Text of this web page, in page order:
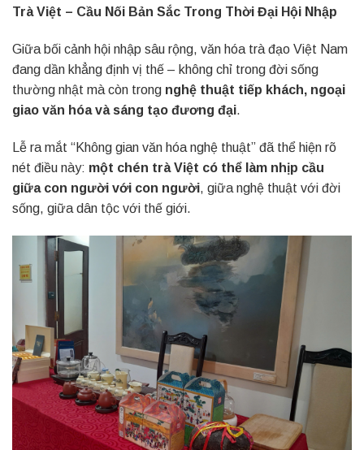
Trà Việt – Cầu Nối Bản Sắc Trong Thời Đại Hội Nhập
Giữa bối cảnh hội nhập sâu rộng, văn hóa trà đạo Việt Nam
đang dần khẳng định vị thế – không chỉ trong đời sống
thường nhật mà còn trong nghệ thuật tiếp khách, ngoại
giao văn hóa và sáng tạo đương đại.
Lễ ra mắt “Không gian văn hóa nghệ thuật” đã thể hiện rõ
nét điều này: một chén trà Việt có thể làm nhịp cầu
giữa con người với con người, giữa nghệ thuật với đời
sống, giữa dân tộc với thế giới.